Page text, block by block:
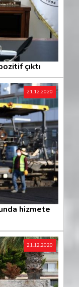
çıktı
21.12.2020
hizmete
21.12.2020